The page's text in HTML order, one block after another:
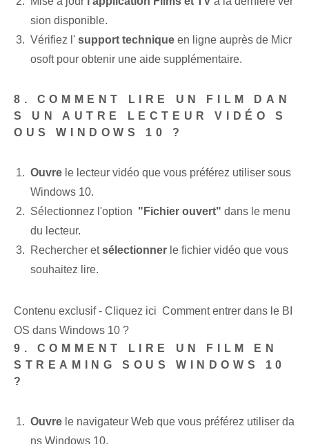
sion disponible.
Vérifiez l' support technique en ligne auprès de Micr
osoft pour obtenir une aide supplémentaire.
8. COMMENT LIRE UN FILM DAN
S UN AUTRE LECTEUR VIDÉO S
OUS WINDOWS 10 ?
Ouvre le lecteur vidéo que vous préférez utiliser sous
Windows 10.
Sélectionnez l'option ⁣ "Fichier ouvert" dans le menu
du lecteur.
Rechercher etsélectionner le fichier vidéo que vous
souhaitez lire.
Contenu exclusif - Cliquez ici Comment entrer dans le BI
OS dans Windows 10 ?
9. COMMENT LIRE UN FILM EN
STREAMING SOUS WINDOWS 10
?
Ouvre le⁢ navigateur Web que vous préférez⁤ utiliser da
ns Windows 10.